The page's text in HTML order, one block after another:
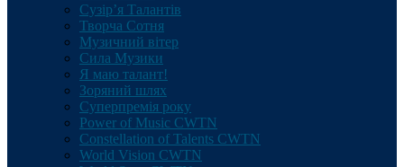
Сузір’я Талантів
Творча Сотня
Музичний вітер
Сила Музики
Я маю талант!
Зоряний шлях
Суперпремія року
Power of Music CWTN
Constellation of Talents CWTN
World Vision CWTN